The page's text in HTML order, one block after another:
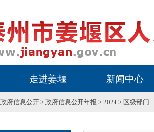
走进姜堰 新闻中心
政府信息公开 > 政府信息公开年报 > 2024 > 区级部门